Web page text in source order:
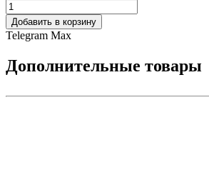
Добавить в корзину
Telegram Max
Дополнительные товары